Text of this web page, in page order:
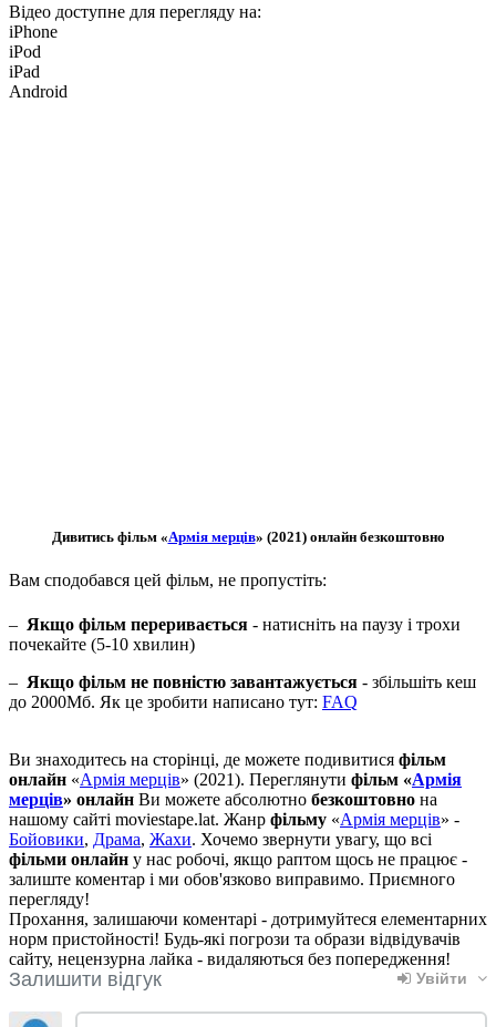
Відео доступне для перегляду на:
iPhone
iPod
iPad
Android
Дивитись фільм «Армія мерців» (2021) онлайн безкоштовно
Вам сподобався цей фільм, не пропустіть:
– Якщо фільм переривається - натисніть на паузу і трохи
почекайте (5-10 хвилин)
– Якщо фільм не повністю завантажується - збільшіть кеш
до 2000Мб. Як це зробити написано тут: FAQ
Ви знаходитесь на сторінці, де можете подивитися фільм
онлайн «Армія мерців» (2021). Переглянути фільм «Армія
мерців» онлайн Ви можете абсолютно безкоштовно на
нашому сайті moviestape.lat. Жанр фільму «Армія мерців» -
Бойовики, Драма, Жахи. Хочемо звернути увагу, що всі
фільми онлайн у нас робочі, якщо раптом щось не працює -
залиште коментар і ми обов'язково виправимо. Приємного
перегляду!
Прохання, залишаючи коментарі - дотримуйтеся елементарних
норм пристойності! Будь-які погрози та образи відвідувачів
сайту, нецензурна лайка - видаляються без попередження!